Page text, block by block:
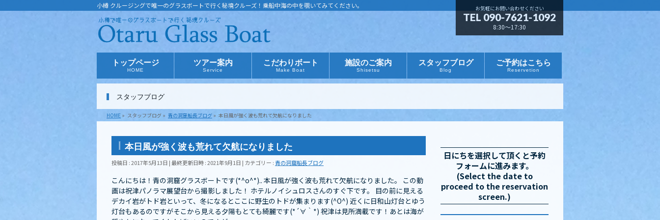
小樽 クルージングで唯一のグラスボートで行く秘境クルーズ！乗船中海の中を覗いてみてください。 お気軽にお問い合わせください
TEL 090-7621-1092
8:30～17:30
トップページ
HOME
ツアー案内
Service
こだわりボート
Make Boat
施設のご案内
Shisetsu
スタッフブログ
Blog
ご予約はこちら
Reservetion
スタッフブログ
HOME » スタッフブログ » 青の洞窟船長ブログ » 本日風が強く波も荒れて欠航になりました
本日風が強く波も荒れて欠航になりました
投稿日 : 2017年5月13日 最終更新日時 : 2021年9月1日 カテゴリー :青の洞窟船長ブログ
こんにちは！青の洞窟グラスボートです(*^o^*).. 本日風が強く波も荒れて欠航になりました。 この動
画は祝津パノラマ展望台から撮影しました！ ホテルノイシュロスさんのすぐ下です。 目の前に見える
デカイ岩がトド岩といって、冬になるとここに野生のトドが集まります(^O^) 近くに日和山灯台とゆう
灯台もあるのですがそこから見える夕陽もとても綺麗です(*´∀｀*) 祝津は見所満載です！あとは海が
日にちを選択して頂くと予約
フォームに進みます。
(Select the date to
proceed to the reservation
screen.)